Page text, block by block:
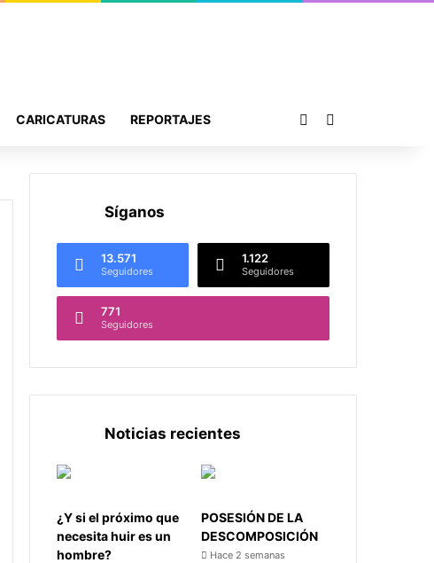
CARICATURAS REPORTAJES Publicación al azar
Síganos
13.571
Seguidores
1.122
Seguidores
771
Seguidores
Noticias recientes
¿Y si el próximo que
necesita huir es un
hombre?
POSESIÓN DE LA
DESCOMPOSICIÓN
Hace 2 semanas